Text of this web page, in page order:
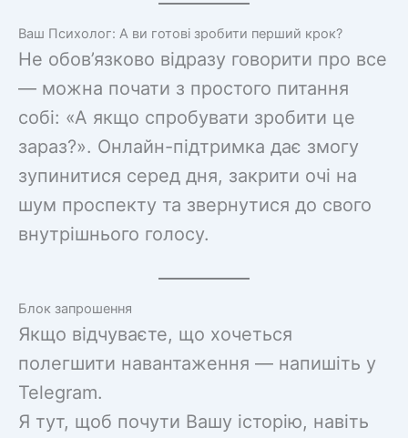
Ваш Психолог: А ви готові зробити перший крок?
Не обов’язково відразу говорити про все
— можна почати з простого питання
собі: «А якщо спробувати зробити це
зараз?». Онлайн-підтримка дає змогу
зупинитися серед дня, закрити очі на
шум проспекту та звернутися до свого
внутрішнього голосу.
Блок запрошення
Якщо відчуваєте, що хочеться
полегшити навантаження — напишіть у
Telegram.
Я тут, щоб почути Вашу історію, навіть